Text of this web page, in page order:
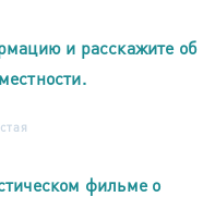
и расскажите об
фильме о